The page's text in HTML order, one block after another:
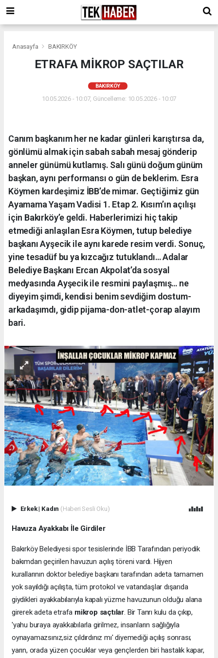
Anasayfa BAKIRKÖY
ETRAFA MİKROP SAÇTILAR
BAKIRKÖY
10.05.2026 - 10:07, Güncelleme: 10.05.2026 - 10:07
Canım başkanım her ne kadar günleri karıştırsa da,
gönlümü almak için sabah sabah mesaj gönderip
anneler günümü kutlamış. Salı günü doğum günüm
başkan, aynı performansı o gün de beklerim. Esra
Köymen kardeşimiz İBB’de mimar. Geçtiğimiz gün
Ayamama Yaşam Vadisi 1. Etap 2. Kısım’ın açılışı
için Bakırköy’e geldi. Haberlerimizi hiç takip
etmediği anlaşılan Esra Köymen, tutup belediye
başkanı Ayşecik ile aynı karede resim verdi. Sonuç,
yine tesadüf bu ya kızcağız tutuklandı… Adalar
Belediye Başkanı Ercan Akpolat’da sosyal
medyasında Ayşecik ile resmini paylaşmış… ne
diyeyim şimdi, kendisi benim sevdiğim dostum-
arkadaşımdı, gidip pijama-don-atlet-çorap alayım
bari.
Erkek| Kadın (Haberi Sesli Oku)
Havuza Ayakkabı İle Girdiler
Bakırköy Belediyesi spor tesislerinde İBB Tarafından periyodik
bakımdan geçirilen havuzun açılış töreni vardı. Hijyen
kurallarının doktor belediye başkanı tarafından adeta tamamen
yok sayıldığı açılışta, tüm protokol ve vatandaşlar dışarıda
giydikleri ayakkabılarıyla kapalı yüzme havuzunun olduğu alana
girerek adeta etrafa mikrop saçtılar. Bir Tanrı kulu da çıkıp,
'yahu buraya ayakkabılarla girilmez, insanların sağlığıyla
oynayamazsınız,siz çıldırdınız mı' diyemediği açılış sonrası;
yarın, orada yüzen çocuklar veya gençlerden biri hastalık kapar,